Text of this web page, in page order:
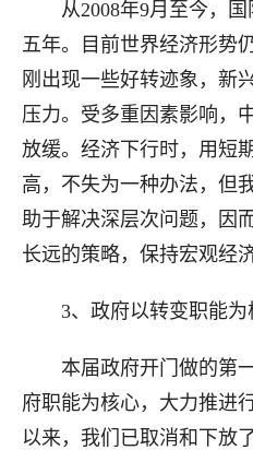
从2008年9月至今，国
五年。目前世界经济形势
刚出现一些好转迹象，新
压力。受多重因素影响，
放缓。经济下行时，用短
高，不失为一种办法，但
助于解决深层次问题，因
长远的策略，保持宏观经
3、政府以转变职能为
本届政府开门做的第一
府职能为核心，大力推进
以来，我们已取消和下放